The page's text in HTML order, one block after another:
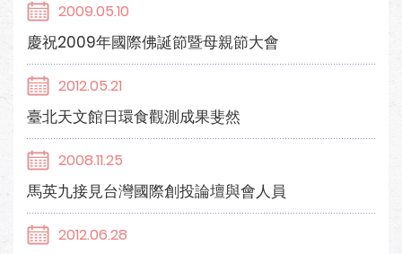
2009.05.10
慶祝2009年國際佛誕節暨母親節大會
2012.05.21
臺北天文館日環食觀測成果斐然
2008.11.25
馬英九接見台灣國際創投論壇與會人員
2012.06.28